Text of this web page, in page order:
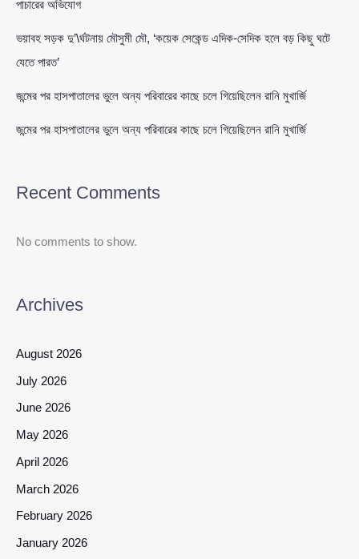
পাচারের অভিযোগ
ভয়াবহ সড়ক দু’\র্ঘটনায় মৌসুমী মৌ, ‘কয়েক সেকেন্ড এদিক-সেদিক হলে বড় কিছু ঘটে
যেতে পারত’
জন্মের পর হাসপাতালের ভুলে অন্য পরিবারের কাছে চলে গিয়েছিলেন রানি মুখার্জি
জন্মের পর হাসপাতালের ভুলে অন্য পরিবারের কাছে চলে গিয়েছিলেন রানি মুখার্জি
Recent Comments
No comments to show.
Archives
August 2026
July 2026
June 2026
May 2026
April 2026
March 2026
February 2026
January 2026